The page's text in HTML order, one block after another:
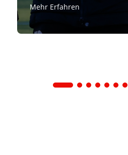
Mehr Erfahren